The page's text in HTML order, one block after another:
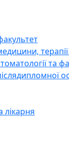
терапії
та
лікарня